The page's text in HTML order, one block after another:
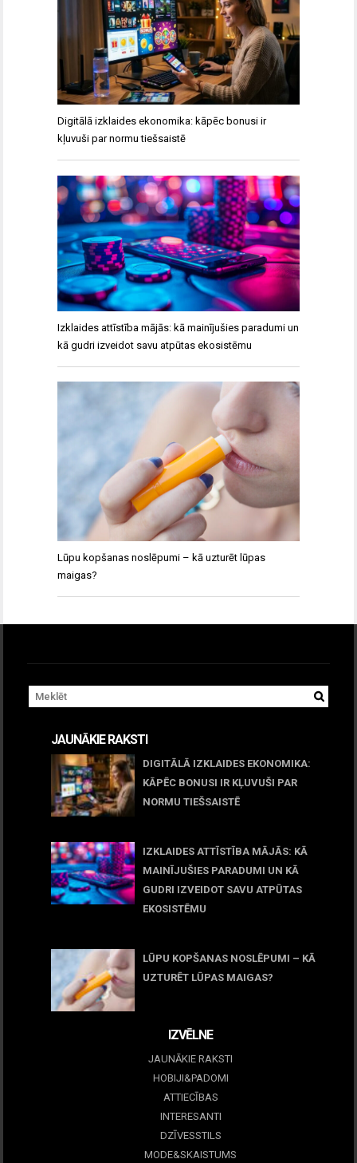
Digitālā izklaides ekonomika: kāpēc bonusi ir
kļuvuši par normu tiešsaistē
Izklaides attīstība mājās: kā mainījušies paradumi un
kā gudri izveidot savu atpūtas ekosistēmu
Lūpu kopšanas noslēpumi – kā uzturēt lūpas
maigas?
JAUNĀKIE RAKSTI
DIGITĀLĀ IZKLAIDES EKONOMIKA:
KĀPĒC BONUSI IR KĻUVUŠI PAR
NORMU TIEŠSAISTĒ
IZKLAIDES ATTĪSTĪBA MĀJĀS: KĀ
MAINĪJUŠIES PARADUMI UN KĀ
GUDRI IZVEIDOT SAVU ATPŪTAS
EKOSISTĒMU
LŪPU KOPŠANAS NOSLĒPUMI – KĀ
UZTURĒT LŪPAS MAIGAS?
IZVĒLNE
JAUNĀKIE RAKSTI
HOBIJI&PADOMI
ATTIECĪBAS
INTERESANTI
DZĪVESSTILS
MODE&SKAISTUMS